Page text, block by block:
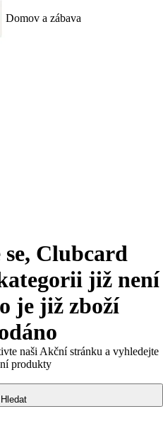
Domov a zábava
Clubcard
již není
je již zboží
naši Akční stránku a vyhledejte
produkty
Hledat